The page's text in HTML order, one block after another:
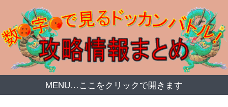
MENU…ここをクリックで開きます